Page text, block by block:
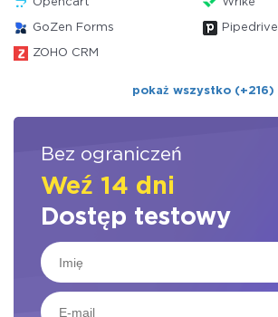
Opencart Wrike
GoZen Forms Pipedrive
ZOHO CRM
pokaż wszystko (+216)
Bez ograniczeń
Weź 14 dni
Dostęp testowy